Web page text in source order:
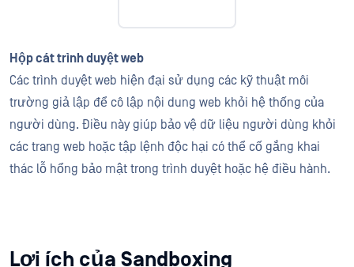
Hộp cát trình duyệt web
Các trình duyệt web hiện đại sử dụng các kỹ thuật môi
trường giả lập để cô lập nội dung web khỏi hệ thống của
người dùng. Điều này giúp bảo vệ dữ liệu người dùng khỏi
các trang web hoặc tập lệnh độc hại có thể cố gắng khai
thác lỗ hổng bảo mật trong trình duyệt hoặc hệ điều hành.
Lợi ích của Sandboxing